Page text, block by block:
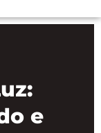
e